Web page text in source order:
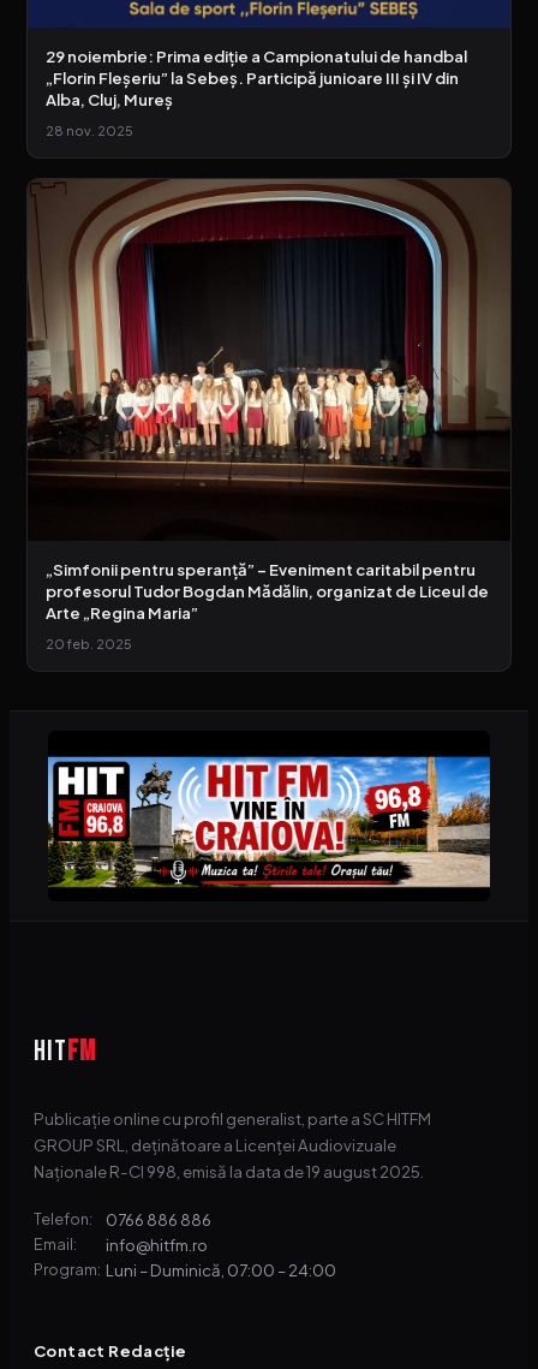
29 noiembrie: Prima ediție a Campionatului de handbal
„Florin Fleșeriu” la Sebeș. Participă junioare III și IV din
Alba, Cluj, Mureș
28 nov. 2025
„Simfonii pentru speranță” – Eveniment caritabil pentru
profesorul Tudor Bogdan Mădălin, organizat de Liceul de
Arte „Regina Maria”
20 feb. 2025
HIT FM
Publicație online cu profil generalist, parte a SC HITFM
GROUP SRL, deținătoare a Licenței Audiovizuale
Naționale R-CI 998, emisă la data de 19 august 2025.
Telefon: 0766 886 886
Email: info@hitfm.ro
Program: Luni – Duminică, 07:00 – 24:00
Contact Redacție